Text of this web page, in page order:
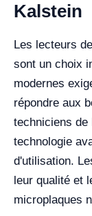
Kalstein
Les lecteurs
sont un choix
modernes
répondre aux
techniciens de
technologie
d'utilisation.
leur qualité et
microplaques